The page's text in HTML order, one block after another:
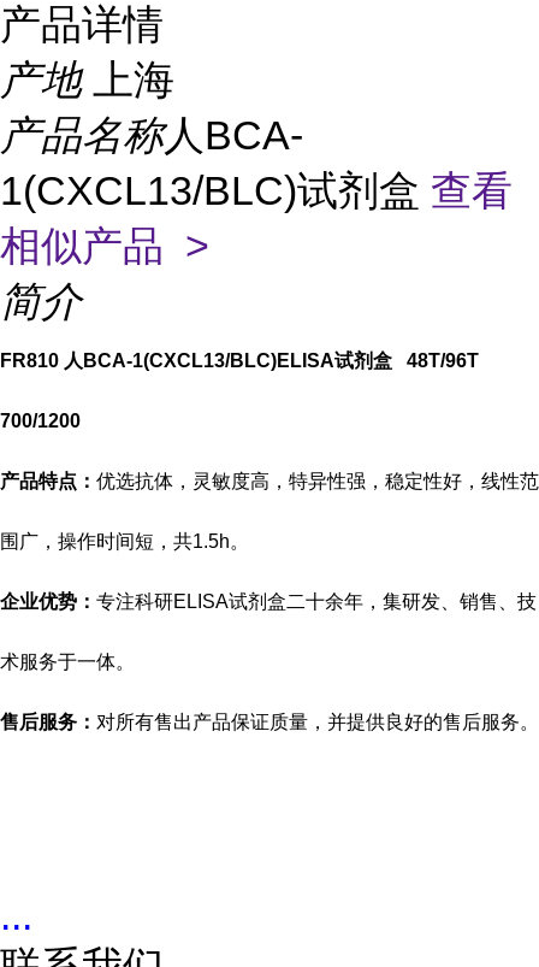
产品详情
产地
上海
产品名称人BCA-
1(CXCL13/BLC)试剂盒 查看
相似产品 >
简介
FR810 人BCA-1(CXCL13/BLC)ELISA试剂盒 48T/96T
700/1200
产品特点： 优选抗体，灵敏度高，特异性强，稳定性好，线性范
围广，操作时间短，共1.5h。
企业优势： 专注科研ELISA试剂盒二十余年，集研发、销售、技
术服务于一体。
售后服务： 对所有售出产品保证质量，并提供良好的售后服务。
...